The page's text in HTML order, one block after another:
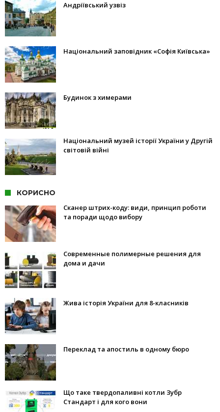
Андріївський узвіз
Національний заповідник «Софія Київська»
Будинок з химерами
Національний музей історії України у Другій
світовій війні
КОРИСНО
Сканер штрих-коду: види, принцип роботи
та поради щодо вибору
Современные полимерные решения для
дома и дачи
Жива історія України для 8-класників
Переклад та апостиль в одному бюро
Що таке твердопаливні котли Зубр
Стандарт і для кого вони